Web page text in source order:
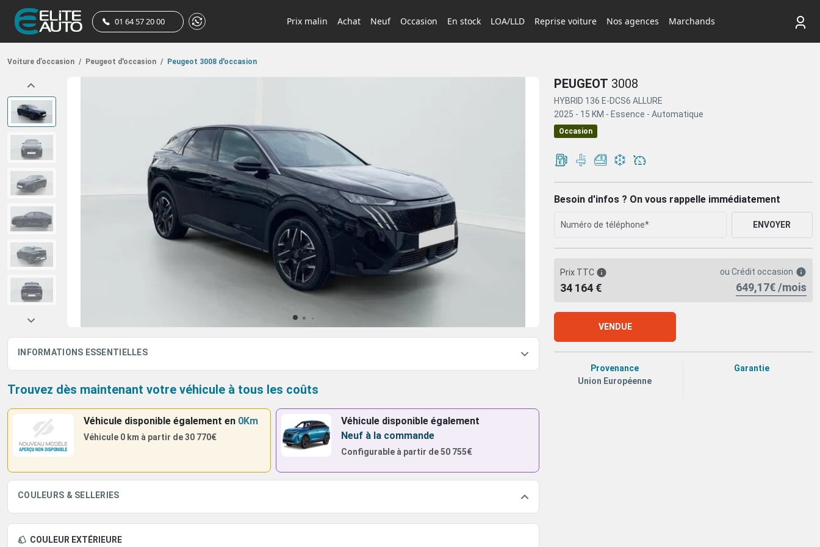
01 64 57 20 00 Prix malin Achat Neuf Occasion En stock LOA/LLD Reprise voiture Nos agences Marchands
Voiture d’occasion / Peugeot d'occasion / Peugeot 3008 d'occasion
INFORMATIONS ESSENTIELLES
Trouvez dès maintenant votre véhicule à tous les coûts
Véhicule disponible également en 0Km
Véhicule 0 km à partir de30 770€
Véhicule disponible également
Neuf à la commande
Configurable à partir de50 755€
COULEURS & SELLERIES
COULEUR EXTÉRIEURE
PEUGEOT 3008
HYBRID 136 E-DCS6 ALLURE
2025 - 15 KM - Essence - Automatique
Occasion
Besoin d'infos ? On vous rappelle immédiatement
ENVOYER
Prix TTC
34 164 €
ou Crédit occasion
649,17€ /mois
VENDUE
Provenance
Union Européenne
Garantie